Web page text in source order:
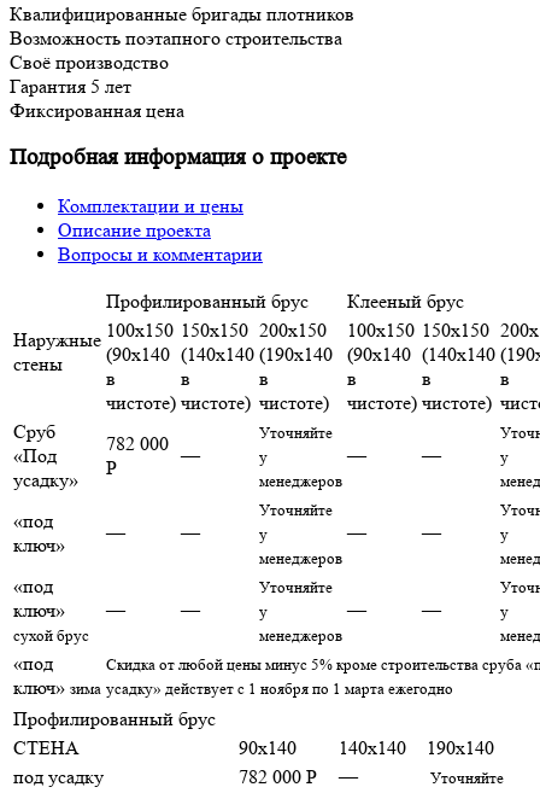
Квалифицированные бригады плотников
Возможность поэтапного строительства
Своё производство
Гарантия 5 лет
Фиксированная цена
Подробная информация о проекте
Комплектации и цены
Описание проекта
Вопросы и комментарии
Наружные
стены
Профилированный брус
Клееный брус
100х150
(90х140
в
чистоте)
150х150
(140х140
в
чистоте)
200х150
(190х140
в
чистоте)
100х150
(90х140
в
чистоте)
150х150
(140х140
в
чистоте)
в
Сруб
«Под
усадку»
782 000
Р
—
Уточняйте
у
менеджеров
— —
у
«под
ключ»
— —
Уточняйте
у
менеджеров
— —
у
«под
ключ»
сухой брус
— —
Уточняйте
у
менеджеров
— —
у
«под
ключ» зима
Скидка от любой цены минус 5% кроме строительства сруба
усадку» действует с 1 ноября по 1 марта ежегодно
Профилированный брус
СТЕНА
90x140 140x140
190x140
под усадку
782 000 Р — Уточняйте